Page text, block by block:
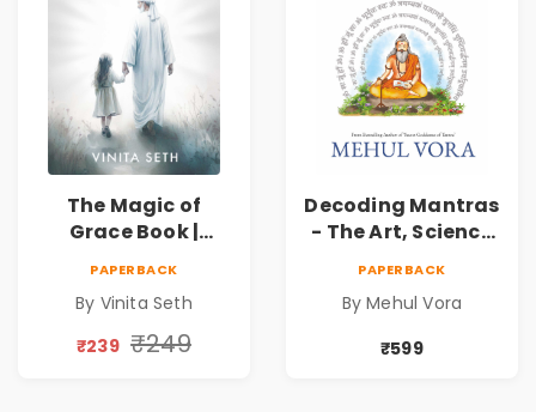
The Magic of
Grace Book |
Peace & Healing
by Vinita Seth
PAPERBACK
By Vinita Seth
₹239 ₹249
Decoding Mantras
- The Art, Science
PAPERBACK
By Mehul Vora
₹599